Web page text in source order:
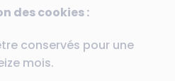
des cookies :
conservés pour une
mois.